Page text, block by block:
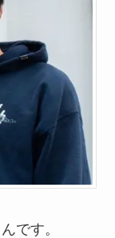
です。